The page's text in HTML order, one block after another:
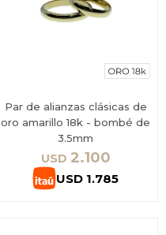
Par de alianzas clásicas de
oro amarillo 18k - bombé de
3.5mm
USD 2.100
USD 1.785